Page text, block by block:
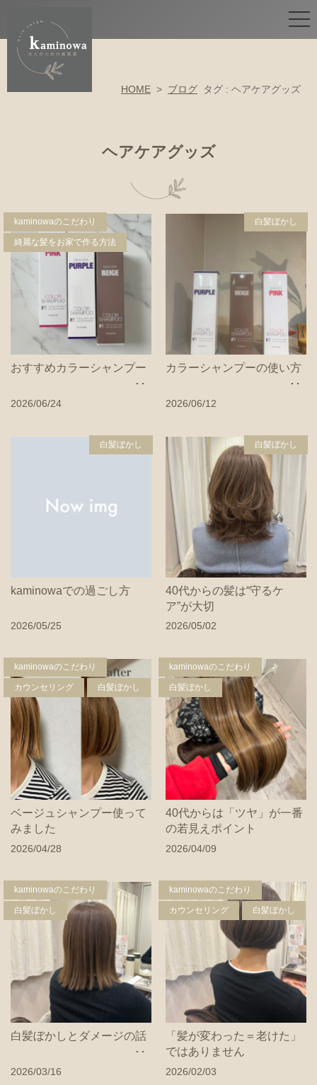
HOME > ブログ タグ : ヘアケアグッズ
ヘアケアグッズ
kaminowaのこだわり
綺麗な髪をお家で作る方法
おすすめカラーシャンプー
2026/06/24
白髪ぼかし
カラーシャンプーの使い方
2026/06/12
白髪ぼかし
kaminowaでの過ごし方
2026/05/25
白髪ぼかし
40代からの髪は“守るケ
ア”が大切
2026/05/02
kaminowaのこだわり
カウンセリング 白髪ぼかし
ベージュシャンプー使って
みました
2026/04/28
kaminowaのこだわり
白髪ぼかし
40代からは「ツヤ」が一番
の若見えポイント
2026/04/09
kaminowaのこだわり
白髪ぼかし
白髪ぼかしとダメージの話
2026/03/16
kaminowaのこだわり
カウンセリング 白髪ぼかし
「髪が変わった＝老けた」
ではありません
2026/02/03